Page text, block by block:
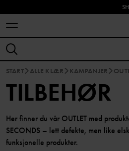
START ALLE KLÆR KAMPANJER
TILBEHØR
Her finner du vår OUTLET med
SECONDS – lett defekte, men like
funksjonelle produkter.